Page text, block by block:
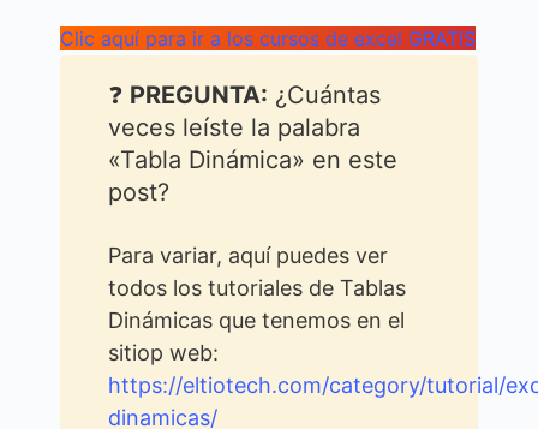
Clic aquí para ir a los cursos de excel GRATIS
❓ PREGUNTA: ¿Cuántas
veces leíste la palabra
«Tabla Dinámica» en este
post?
Para variar, aquí puedes ver
todos los tutoriales de Tablas
Dinámicas que tenemos en el
sitiop web:
https://eltiotech.com/category/tutorial/
dinamicas/